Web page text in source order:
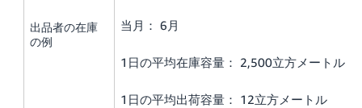
出品者の在庫
の例
当月： 6月
1日の平均在庫容量： 2,500立方メートル
1日の平均出荷容量： 12立方メートル